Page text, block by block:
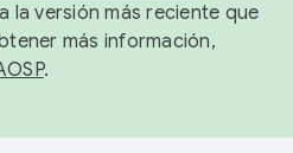
la versión más reciente que
más información,
.